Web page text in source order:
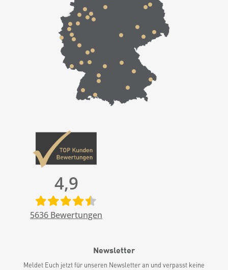
4,9
5636 Bewertungen
Newsletter
Meldet Euch jetzt für unseren Newsletter an und verpasst keine